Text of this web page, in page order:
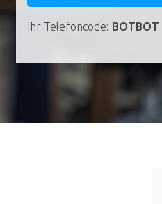
Ihr Telefoncode: BOTBOT